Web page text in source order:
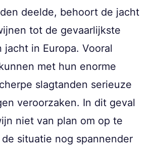
deelde, behoort de jacht
tot de gevaarlijkste
jacht in Europa. Vooral
met hun enorme
slagtanden serieuze
veroorzaken. In dit geval
niet van plan om op te
situatie nog spannender